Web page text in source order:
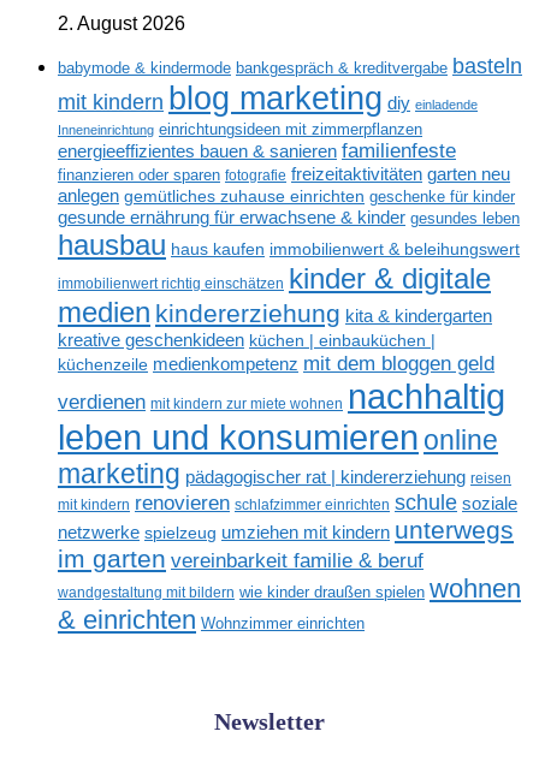
2. August 2026
babymode & kindermode bankgespräch & kreditvergabe basteln
mit kindern blog marketing diy einladende
Inneneinrichtung einrichtungsideen mit zimmerpflanzen
energieeffizientes bauen & sanieren familienfeste
finanzieren oder sparen fotografie freizeitaktivitäten garten neu
anlegen gemütliches zuhause einrichten geschenke für kinder
gesunde ernährung für erwachsene & kinder gesundes leben
hausbau haus kaufen immobilienwert & beleihungswert
immobilienwert richtig einschätzen kinder & digitale
medien kindererziehung kita & kindergarten
kreative geschenkideen küchen | einbauküchen |
küchenzeile medienkompetenz mit dem bloggen geld
verdienen mit kindern zur miete wohnen nachhaltig
leben und konsumieren online
marketing pädagogischer rat | kindererziehung reisen
mit kindern renovieren schlafzimmer einrichten schule soziale
netzwerke spielzeug umziehen mit kindern unterwegs
im garten vereinbarkeit familie & beruf
wandgestaltung mit bildern wie kinder draußen spielen wohnen
& einrichten Wohnzimmer einrichten
Newsletter